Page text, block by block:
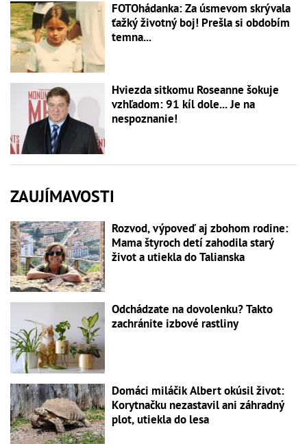
FOTOhádanka: Za úsmevom skrývala
ťažký životný boj! Prešla si obdobím
temna...
Hviezda sitkomu Roseanne šokuje
vzhľadom: 91 kíl dole... Je na
nespoznanie!
ZAUJÍMAVOSTI
Rozvod, výpoveď aj zbohom rodine:
Mama štyroch detí zahodila starý
život a utiekla do Talianska
Odchádzate na dovolenku? Takto
zachránite izbové rastliny
Domáci miláčik Albert okúsil život:
Korytnačku nezastavil ani záhradný
plot, utiekla do lesa